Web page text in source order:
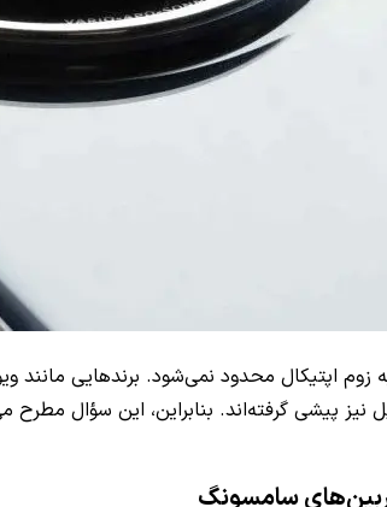
اپتیکال محدود نمی‌شود. برندهایی مانند
نیز پیشی گرفته‌اند. بنابراین، این سؤال
سامسونگ